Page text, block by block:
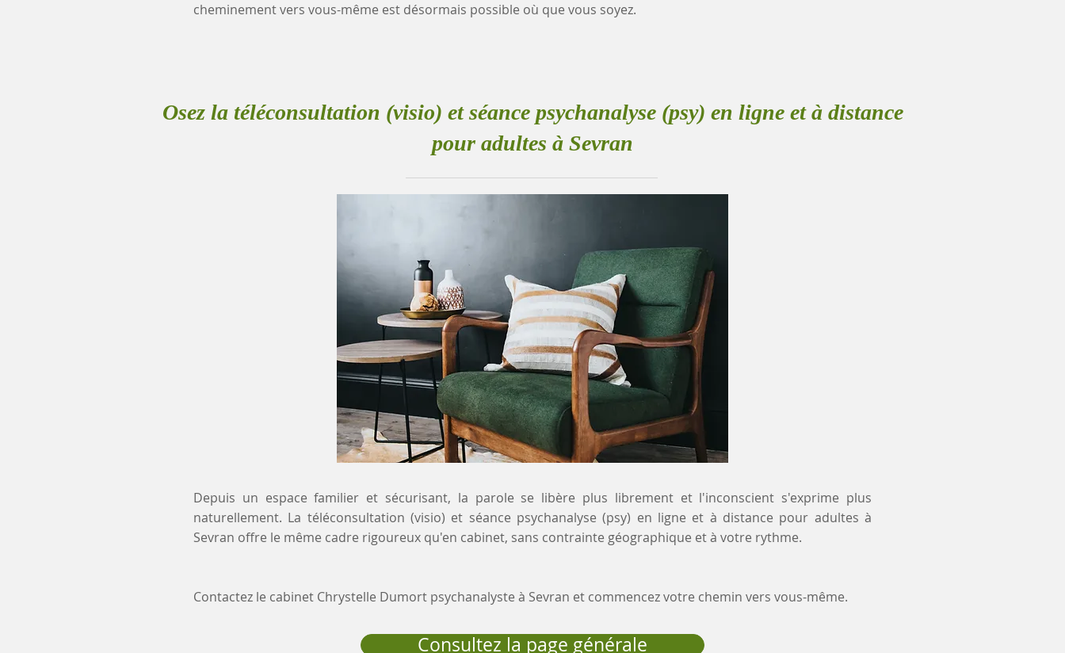
cheminement vers vous-même est désormais possible où que vous soyez.
Osez la téléconsultation (visio) et séance psychanalyse (psy) en ligne et à distance
pour adultes à Sevran
Depuis un espace familier et sécurisant, la parole se libère plus librement et l'inconscient s'exprime plus
naturellement. La téléconsultation (visio) et séance psychanalyse (psy) en ligne et à distance pour adultes à
Sevran offre le même cadre rigoureux qu'en cabinet, sans contrainte géographique et à votre rythme.
Contactez le cabinet Chrystelle Dumort psychanalyste à Sevran et commencez votre chemin vers vous-même.
Consultez la page générale